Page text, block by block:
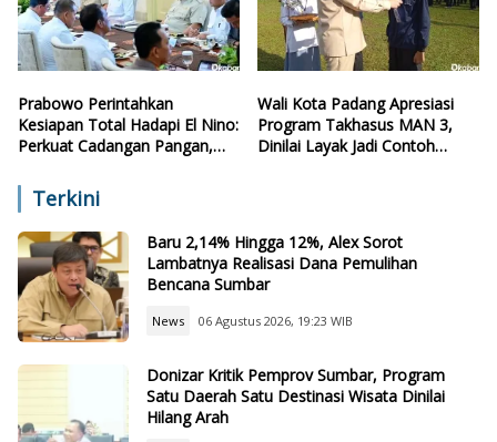
Prabowo Perintahkan
Kesiapan Total Hadapi El Nino:
Perkuat Cadangan Pangan,
Wali Kota Padang Apresiasi
Program Takhasus MAN 3,
Dinilai Layak Jadi Contoh
Terkini
Baru 2,14% Hingga 12%, Alex Sorot
Lambatnya Realisasi Dana Pemulihan
Bencana Sumbar
News 06 Agustus 2026, 19:23 WIB
Donizar Kritik Pemprov Sumbar, Program
Satu Daerah Satu Destinasi Wisata Dinilai
Hilang Arah